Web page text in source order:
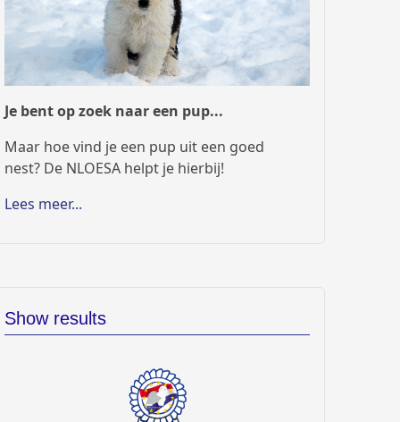
Je bent op zoek naar een pup...
Maar hoe vind je een pup uit een goed
nest? De NLOESA helpt je hierbij!
Lees meer...
Show results